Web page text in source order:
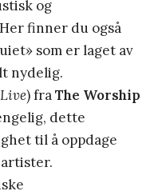
og
finner du også
som er laget av
nydelig.
) fraThe Worship
dette
til å oppdage